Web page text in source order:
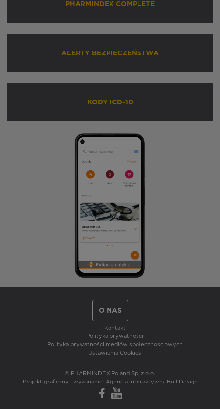
PHARMINDEX COMPLETE
ALERTY BEZPIECZEŃSTWA
KODY ICD-10
O NAS
Kontakt
Polityka prywatności
Polityka prywatności mediów społecznościowych
Ustawienia Cookies
© PHARMINDEX Poland Sp. z o.o.
Projekt graficzny i wykonanie: Agencja Interaktywna Bull Design